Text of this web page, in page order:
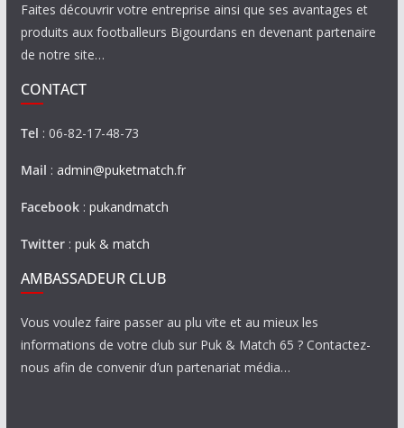
Faites découvrir votre entreprise ainsi que ses avantages et
produits aux footballeurs Bigourdans en devenant partenaire
de notre site…
CONTACT
Tel : 06-82-17-48-73
Mail : admin@puketmatch.fr
Facebook: pukandmatch
Twitter: puk & match
AMBASSADEUR CLUB
Vous voulez faire passer au plu vite et au mieux les
informations de votre club sur Puk & Match 65 ? Contactez-
nous afin de convenir d’un partenariat média…